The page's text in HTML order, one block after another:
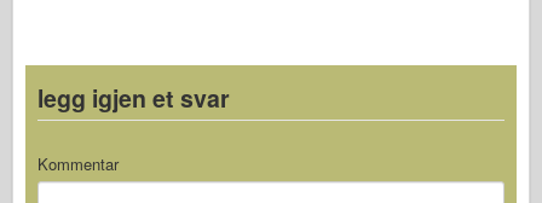
legg igjen et svar
Kommentar